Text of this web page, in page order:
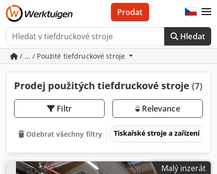
Hledat
Prodat
/ ... / Použité tiefdruckové stroje
Prodej použitých tiefdruckové stroje (7)
Filtr Relevance
Odebrat všechny filtry Tiskařské stroje a zařízení
Malý inzerát